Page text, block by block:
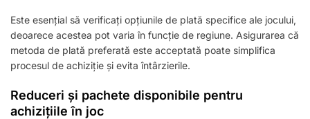
Este esențial să verificați opțiunile de plată specifice ale jocului,
deoarece acestea pot varia în funcție de regiune. Asigurarea că
metoda de plată preferată este acceptată poate simplifica
procesul de achiziție și evita întârzierile.
Reduceri și pachete disponibile pentru
achizițiile în joc